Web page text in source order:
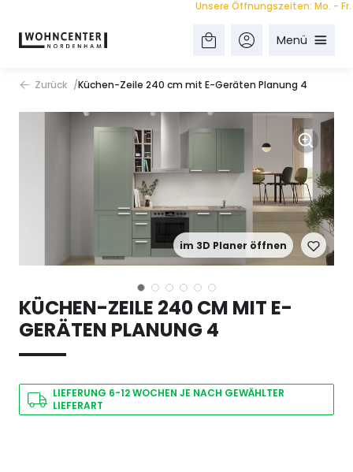
Unsere Öffnungszeiten: Mo. - Fr.
Menü
Zurück Küchen-Zeile 240 cm mit E-Geräten Planung 4
im 3D Planer öffnen
KÜCHEN-ZEILE 240 CM MIT E-
GERÄTEN PLANUNG 4
LIEFERUNG 6-12 WOCHEN JE NACH GEWÄHLTER
LIEFERART